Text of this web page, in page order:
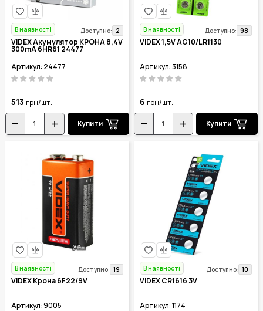
В наявності Доступно: 2
VIDEX Акумулятор КРОНА 8,4V
300mA 6HR61 24477
Артикул: 24477
513 грн/шт.
Купити
В наявності Доступно: 98
VIDEX 1,5V AG10/LR1130
Артикул: 3158
6 грн/шт.
Купити
В наявності Доступно: 19
VIDEX Крона 6F22/9V
Артикул: 9005
В наявності Доступно: 10
VIDEX CR1616 3V
Артикул: 1174